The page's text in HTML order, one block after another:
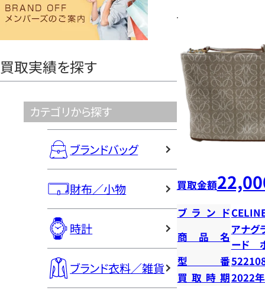
ヤ
買取実績を探す
カテゴリから探す
ブランドバッグ
財布／小物
時計
ブランド衣料／雑貨
買取金額
ブランド
商品名
アナグ
ード
型番
買取時期2022